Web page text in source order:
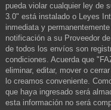
pueda violar cualquier ley de
3.0" está instalado o Leyes
inmediata y
notificación a su Proveedor
de todos los envíos son
condiciones. Acuerda que
eliminar, editar, mover o
lo creamos conveniente.
que haya ingresado será
esta información no será